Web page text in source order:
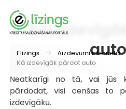
Elizings
Aizdevumi internetā
Kā izdevīgāk pārdot auto
Kā
auto
Neatkarīgi no tā, vai jūs
pārdodat, visi cenšas to
izdevīgāku.